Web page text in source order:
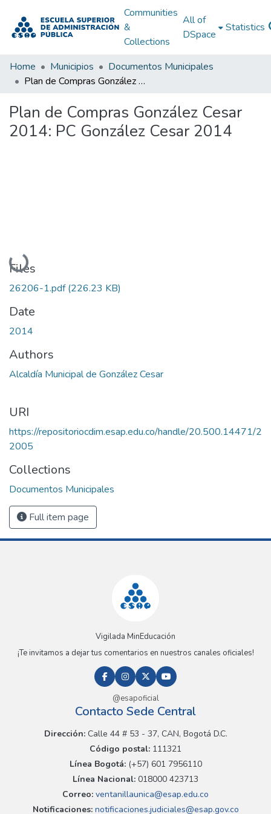
Communities
&
Collections
All of
DSpace
Statistics
Home Municipios
Documentos Municipales
Plan de Compras González Cesar 2014: PC González Cesar 2014
Plan de Compras González Cesar
2014: PC González Cesar 2014
Loading...
Files
26206-1.pdf(226.23 KB)
Date
2014
Authors
Alcaldía Municipal de González Cesar
URI
https://repositoriocdim.esap.edu.co/handle/20.500.14471/2
2005
Collections
Documentos Municipales
Full item page
Vigilada MinEducación
¡Te invitamos a dejar tus comentarios en nuestros canales oficiales!
@esapoficial
Contacto Sede Central
Dirección:Calle 44 # 53 - 37, CAN, Bogotá D.C.
Código postal: 111321
Línea Bogotá:(+57) 601 7956110
Línea Nacional: 018000 423713
Correo: ventanillaunica@esap.edu.co
Notificaciones:notificaciones.judiciales@esap.gov.co